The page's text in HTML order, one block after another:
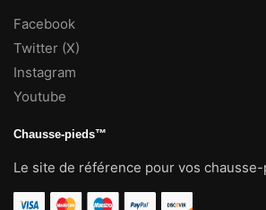
Facebook
Twitter (X)
Instagram
Youtube
Chausse-pieds™
Le site de référence pour vos